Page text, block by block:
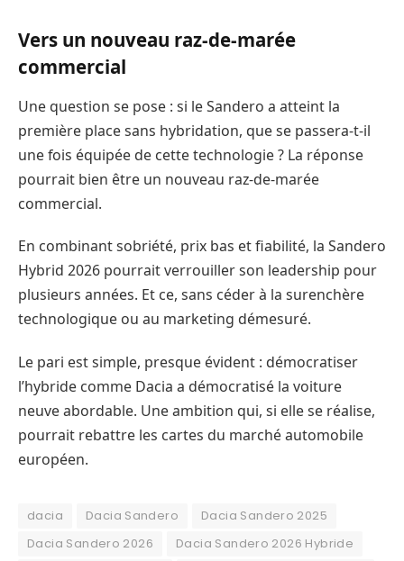
Vers un nouveau raz-de-marée
commercial
Une question se pose : si le Sandero a atteint la
première place sans hybridation, que se passera-t-il
une fois équipée de cette technologie ? La réponse
pourrait bien être un nouveau raz-de-marée
commercial.
En combinant sobriété, prix bas et fiabilité, la Sandero
Hybrid 2026 pourrait verrouiller son leadership pour
plusieurs années. Et ce, sans céder à la surenchère
technologique ou au marketing démesuré.
Le pari est simple, presque évident : démocratiser
l’hybride comme Dacia a démocratisé la voiture
neuve abordable. Une ambition qui, si elle se réalise,
pourrait rebattre les cartes du marché automobile
européen.
dacia Dacia Sandero
Dacia Sandero 2025
Dacia Sandero 2026
Dacia Sandero 2026 Hybride